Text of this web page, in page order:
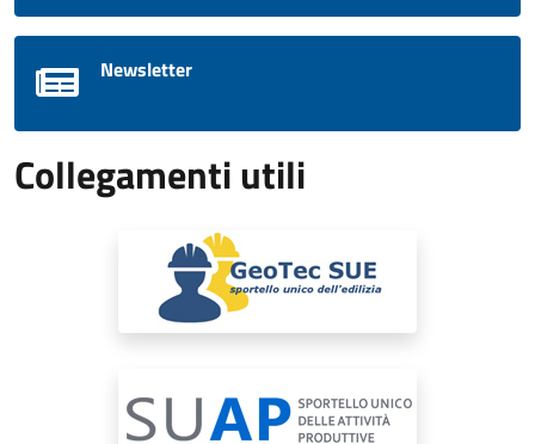
Newsletter
Collegamenti utili